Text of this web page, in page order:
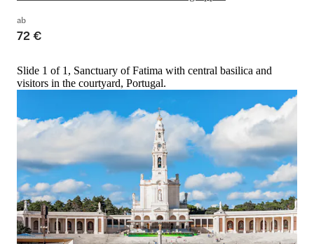
ab
72 €
Slide 1 of 1, Sanctuary of Fatima with central basilica and
visitors in the courtyard, Portugal.